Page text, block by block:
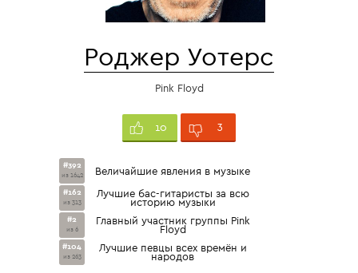
Роджер Уотерс
Pink Floyd
10 3
#392
из 1642 Величайшие явления в музыке
#162
из 313
Лучшие бас-гитаристы за всю
историю музыки
#2
из 6
Главный участник группы Pink
Floyd
#104
из 263
Лучшие певцы всех времён и
народов